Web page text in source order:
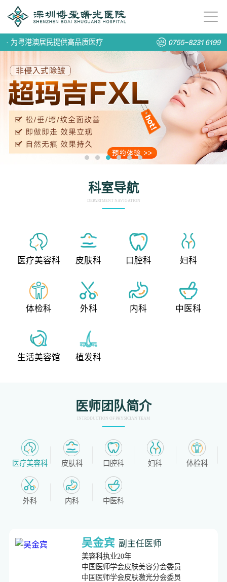
· 为粤港澳居民提供高品质医疗
科室导航
DEPARTMENT NAVIGATION
医疗美容科 皮肤科 口腔科 妇科
体检科 外科 内科 中医科
生活美容馆 植发科
医师团队简介
INTRODUCTION OF PHYSICIAN TEAM
医疗美容科 皮肤科 口腔科 妇科 体检科
外科 内科 中医科
吴金宾 副主任医师
美容科执业20年
中国医师学会皮肤美容分会委员
中国医师学会皮肤激光分会委员